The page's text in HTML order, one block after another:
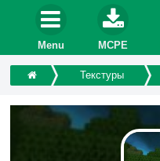
Menu MCPE
Текстуры